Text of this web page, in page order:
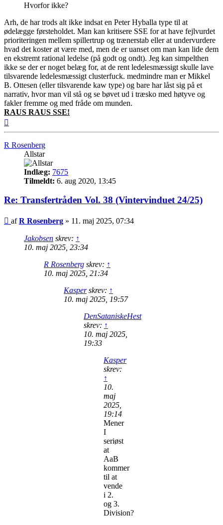
Hvorfor ikke?
Arh, de har trods alt ikke indsat en Peter Hyballa type til at
ødelægge førsteholdet. Man kan kritisere SSE for at have fejlvurdet
prioriteringen mellem spillertrup og trænerstab eller at undervurdere
hvad det koster at være med, men de er uanset om man kan lide dem
en ekstremt rational ledelse (på godt og ondt). Jeg kan simpelthen
ikke se der er noget belæg for, at de rent ledelesmæssigt skulle lave
tilsvarende ledelesmæssigt clusterfuck. medmindre man er Mikkel
B. Ottesen (eller tilsvarende kaw type) og bare har låst sig på et
narrativ, hvor man vil stå og se bøvet ud i træsko med høtyve og
fakler fremme og med fråde om munden.
RAUS RAUS SSE!
R Rosenberg
Allstar
Indlæg: 7675
Tilmeldt: 6. aug 2020, 13:45
Re: Transfertråden Vol. 38 (Vintervinduet 24/25)
Indlæg
afR Rosenberg » 11. maj 2025, 07:34
Jakobsen skrev: ↑
10. maj 2025, 23:34
R Rosenberg skrev: ↑
10. maj 2025, 21:34
Kasperskrev: ↑
10. maj 2025, 19:57
DenSataniskeHest
skrev: ↑
10. maj 2025,
19:33
Kasper
skrev:
↑
10.
maj
2025,
19:14
Mener
I
seriøst
at
AaB
kommer
til at
vende
i 2.
og 3.
Division?